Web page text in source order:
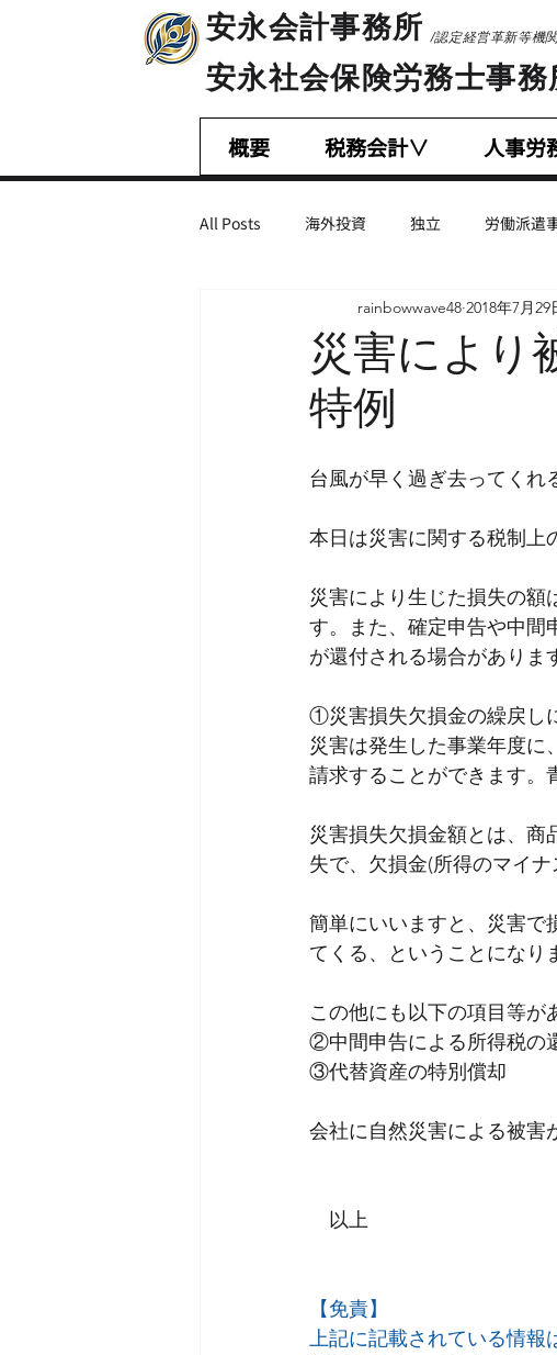
​安永会計事務所 /認定経営革新等機
安永社会保険労務士事務
概要 税務会計∨ 人事
All Posts 海外投資 独立 労働派遣
会計基準 企業支
営業・マーケティング
減税措置 助成金 有
災害により
特例
rainbowwave48 2018年7月29
台風が早く過ぎ去ってくれ
本日は災害に関する税制上
災害により生じた損失の額
す。また、確定申告や中間
が還付される場合がありま
①災害損失欠損金の繰戻し
災害は発生した事業年度に
請求することができます。
災害損失欠損金額とは、商
失で、欠損金(所得のマイナ
簡単にいいますと、災害で
てくる、ということになり
この他にも以下の項目等が
②中間申告による所得税の
③代替資産の特別償却
会社に自然災害による被害
以上
【免責】
上記に記載されている情報